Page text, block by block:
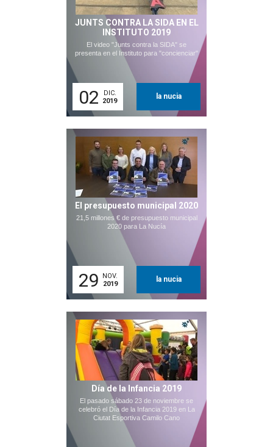
JUNTS CONTRA LA SIDA EN EL
INSTITUTO 2019
El video "Junts contra la SIDA" se
presenta en el Instituto para "concienciar"
02
DIC.
2019
la nucia
El presupuesto municipal 2020
21,5 millones € de presupuesto municipal
2020 para La Nucía
29
NOV.
2019
la nucia
Día de la Infancia 2019
El pasado sábado 23 de noviembre se
celebró el Día de la Infancia 2019 en La
Ciutat Esportiva Camilo Cano